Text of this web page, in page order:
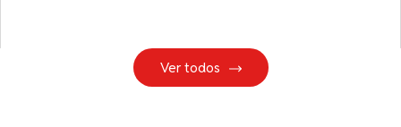
Ver todos